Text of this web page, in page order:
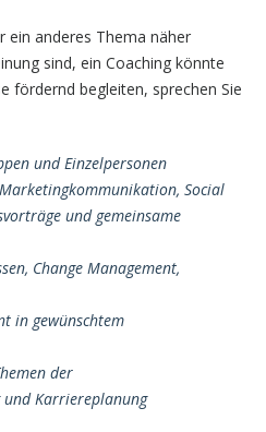
ein anderes Thema näher
sind, ein Coaching könnte
fördernd begleiten, sprechen Sie
und Einzelpersonen
Social
und gemeinsame
Change Management,
in gewünschtem
der
und Karriereplanung